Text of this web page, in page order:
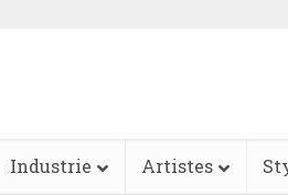
Industrie Artistes